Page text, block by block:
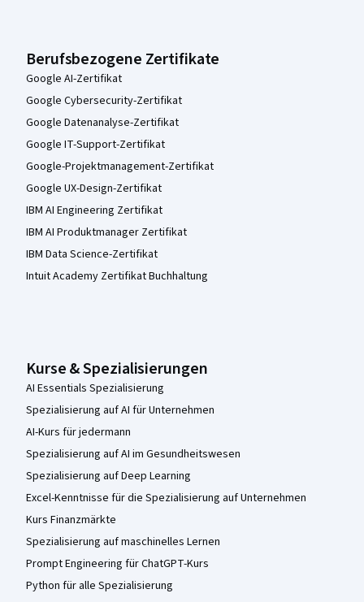
Berufsbezogene Zertifikate
Google AI-Zertifikat
Google Cybersecurity-Zertifikat
Google Datenanalyse-Zertifikat
Google IT-Support-Zertifikat
Google-Projektmanagement-Zertifikat
Google UX-Design-Zertifikat
IBM AI Engineering Zertifikat
IBM AI Produktmanager Zertifikat
IBM Data Science-Zertifikat
Intuit Academy Zertifikat Buchhaltung
Kurse & Spezialisierungen
AI Essentials Spezialisierung
Spezialisierung auf AI für Unternehmen
AI-Kurs für jedermann
Spezialisierung auf AI im Gesundheitswesen
Spezialisierung auf Deep Learning
Excel-Kenntnisse für die Spezialisierung auf Unternehmen
Kurs Finanzmärkte
Spezialisierung auf maschinelles Lernen
Prompt Engineering für ChatGPT-Kurs
Python für alle Spezialisierung